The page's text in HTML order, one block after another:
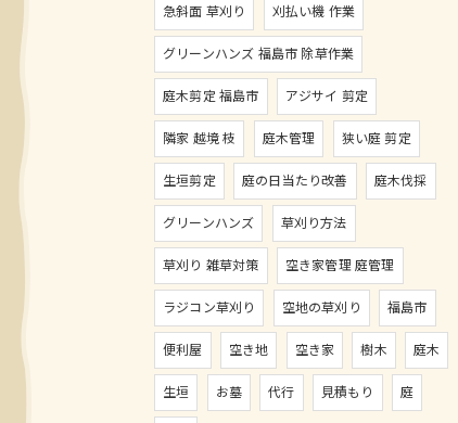
急斜面 草刈り
刈払い機 作業
グリーンハンズ 福島市 除草作業
庭木剪定 福島市
アジサイ 剪定
隣家 越境 枝
庭木管理
狭い庭 剪定
生垣剪定
庭の日当たり改善
庭木伐採
グリーンハンズ
草刈り方法
草刈り 雑草対策
空き家管理 庭管理
ラジコン草刈り
空地の草刈り
福島市
便利屋
空き地 空き家 樹木
庭木
生垣
お墓 代行 見積もり
庭